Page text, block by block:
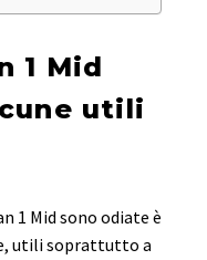
1 Mid
utili
1 Mid sono odiate è
utili soprattutto a